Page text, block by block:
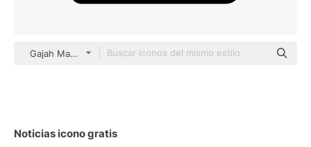
Gajah Mada Detailed Outline
Noticias icono gratis